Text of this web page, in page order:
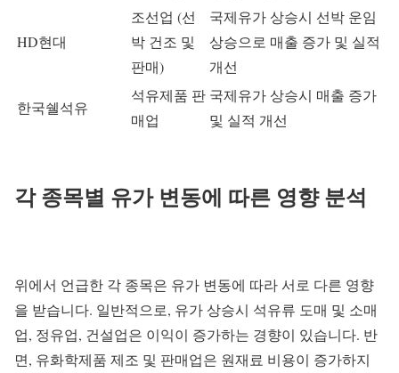
HD현대
조선업 (선
박 건조 및
판매)
국제유가 상승시 선박 운임
상승으로 매출 증가 및 실적
개선
한국쉘석유
석유제품 판
매업
국제유가 상승시 매출 증가
및 실적 개선
각 종목별 유가 변동에 따른 영향 분석
위에서 언급한 각 종목은 유가 변동에 따라 서로 다른 영향
을 받습니다. 일반적으로, 유가 상승시 석유류 도매 및 소매
업, 정유업, 건설업은 이익이 증가하는 경향이 있습니다. 반
면, 유화학제품 제조 및 판매업은 원재료 비용이 증가하지